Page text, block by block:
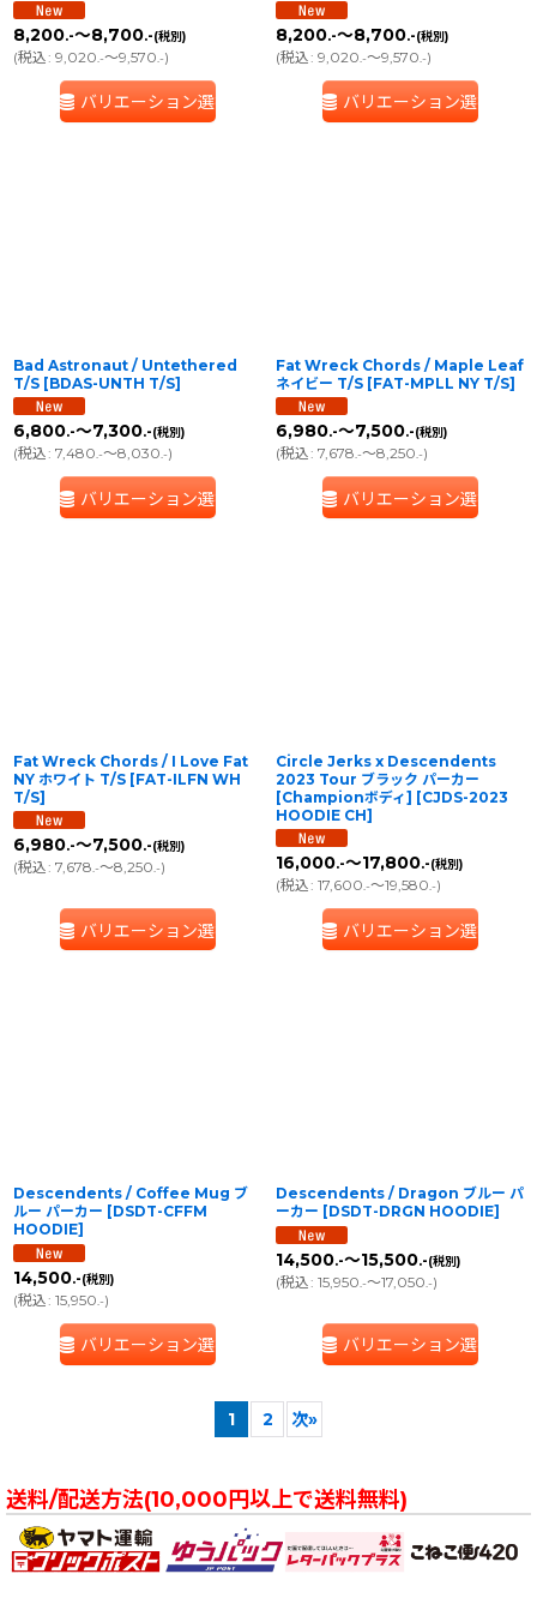
8,200.-～8,700.-(税別)
(税込: 9,020.-～9,570.-)
バリエーション選択
8,200.-～8,700.-(税別)
(税込: 9,020.-～9,570.-)
バリエーション選択
Bad Astronaut / Untethered
T/S [BDAS-UNTH T/S]
6,800.-～7,300.-(税別)
(税込: 7,480.-～8,030.-)
バリエーション選択
Fat Wreck Chords / Maple Leaf
ネイビー T/S [FAT-MPLL NY T/S]
6,980.-～7,500.-(税別)
(税込: 7,678.-～8,250.-)
バリエーション選択
Fat Wreck Chords / I Love Fat
NY ホワイト T/S [FAT-ILFN WH
T/S]
6,980.-～7,500.-(税別)
(税込: 7,678.-～8,250.-)
バリエーション選択
Circle Jerks x Descendents
2023 Tour ブラック パーカー
[Championボディ] [CJDS-2023
HOODIE CH]
16,000.-～17,800.-(税別)
(税込: 17,600.-～19,580.-)
バリエーション選択
Descendents / Coffee Mug ブ
ルー パーカー [DSDT-CFFM
HOODIE]
14,500.-(税別)
(税込: 15,950.-)
バリエーション選択
Descendents / Dragon ブルー パ
ーカー [DSDT-DRGN HOODIE]
14,500.-～15,500.-(税別)
(税込: 15,950.-～17,050.-)
バリエーション選択
1 2 次»
送料/配送方法(10,000円以上で送料無料)